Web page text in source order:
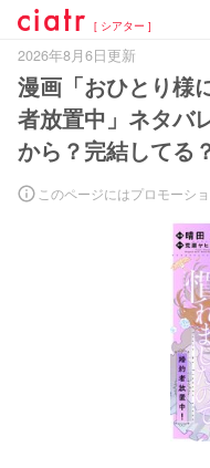
[ シアター ]
2026年8月6日更新
漫画「おひとり様
者放置中」ネタバ
から？完結してる
このページにはプロモーシ